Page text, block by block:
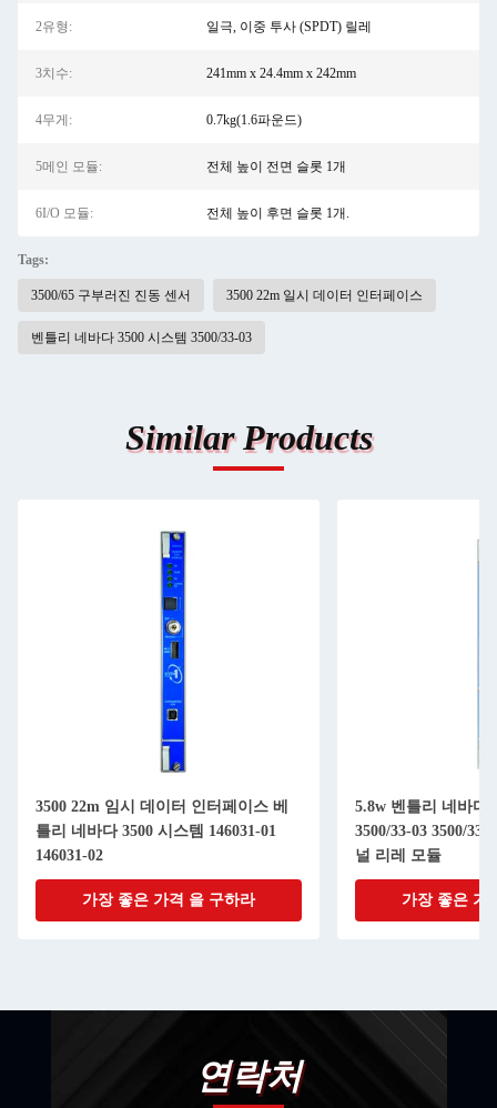
2유형: 일극, 이중 투사 (SPDT) 릴레
3치수: 241mm x 24.4mm x 242mm
4무게: 0.7kg(1.6파운드)
5메인 모듈: 전체 높이 전면 슬롯 1개
6I/O 모듈: 전체 높이 후면 슬롯 1개.
Tags:
3500/65 구부러진 진동 센서 3500 22m 일시 데이터 인터페이스
벤틀리 네바다 3500 시스템 3500/33-03
Similar Products
3500 22m 임시 데이터 인터페이스 베
틀리 네바다 3500 시스템 146031-01
146031-02
가장 좋은 가격 을 구하라
5.8w 벤틀리 네바다
3500/33-03 3500/33-
널 리레 모듈
가장 좋은 가
연락처